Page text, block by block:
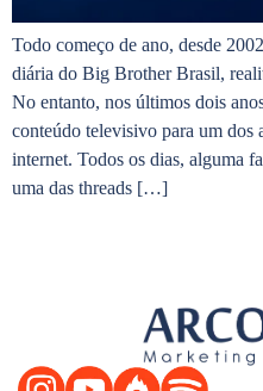
Todo começo de ano, desde
diária do Big Brother Brasil,
No entanto, nos últimos dois
conteúdo televisivo para um dos
internet. Todos os dias, alguma
uma das threads […]